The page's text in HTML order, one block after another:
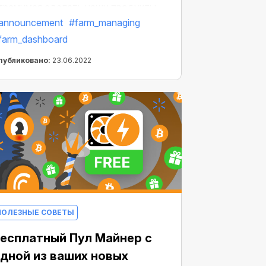
удобными и простыми в
для всех и каждого!
поэтому мы расширили
—бразильский
в приложение
Farm!
#farm_managing
23.06.2022
СОВЕТЫ
Пул Майнер с
из ваших новых